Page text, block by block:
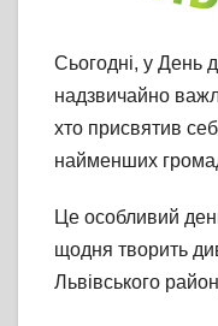
Сьогодні, у День
надзвичайно
хто присвятив
найменших
Це особливий
щодня творить
Львівського